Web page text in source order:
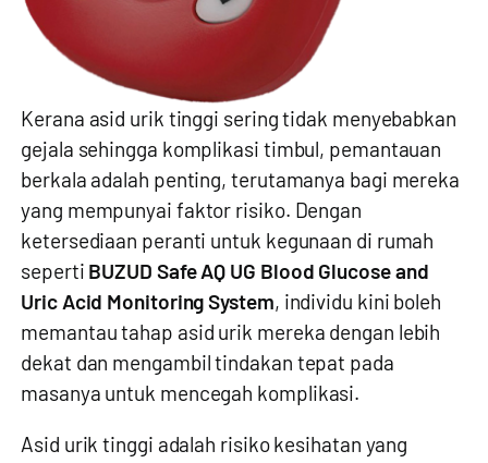
Kerana asid urik tinggi sering tidak menyebabkan
gejala sehingga komplikasi timbul, pemantauan
berkala adalah penting, terutamanya bagi mereka
yang mempunyai faktor risiko. Dengan
ketersediaan peranti untuk kegunaan di rumah
seperti BUZUD Safe AQ UG Blood Glucose and
Uric Acid Monitoring System, individu kini boleh
memantau tahap asid urik mereka dengan lebih
dekat dan mengambil tindakan tepat pada
masanya untuk mencegah komplikasi.
Asid urik tinggi adalah risiko kesihatan yang